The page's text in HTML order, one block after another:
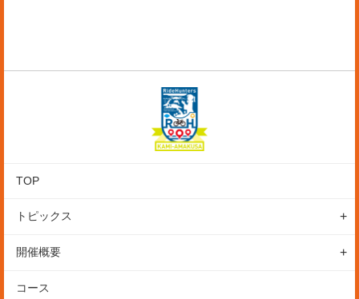
TOP
トピックス
レポート
開催概要
イベントの特徴
コース